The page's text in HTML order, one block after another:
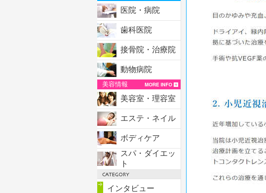
医院・病院
歯科医院
接骨院・治療院
動物病院
美容情報
美容室・理容室
エステ・ネイル
ボディケア
スパ・ダイエッ
ト
インタビュー